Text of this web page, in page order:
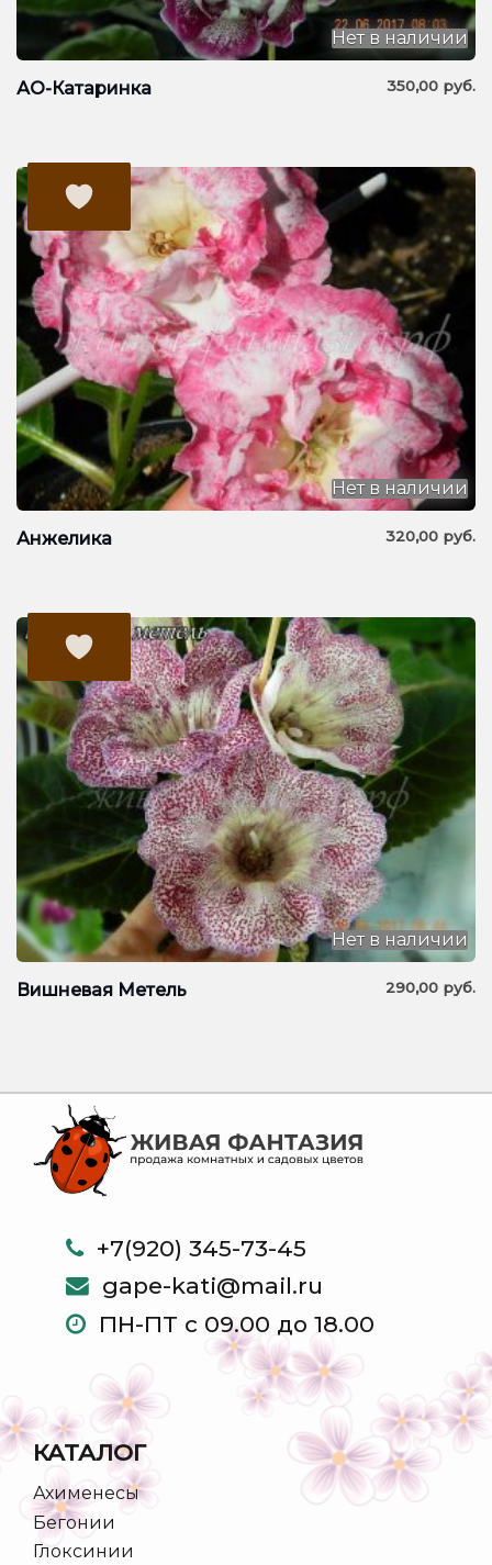
АО-Катаринка 350,00 руб.
Нет в наличии
Анжелика 320,00 руб.
Нет в наличии
Вишневая Метель 290,00 руб.
Нет в наличии
+7(920) 345-73-45
gape-kati@mail.ru
ПН-ПТ с 09.00 до 18.00
КАТАЛОГ
Ахименесы
Бегонии
Глоксинии